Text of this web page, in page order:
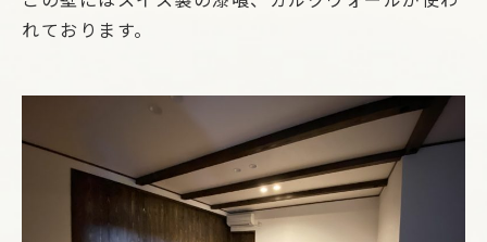
れております。